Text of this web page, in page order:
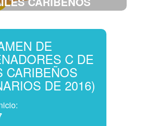
DE
C DE
CARIBEÑOS
DE 2016)